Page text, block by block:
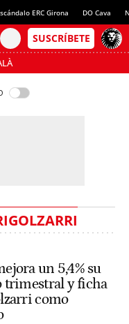
ERC Girona DO Cava
un 5,4% su
trimestral y ficha
como